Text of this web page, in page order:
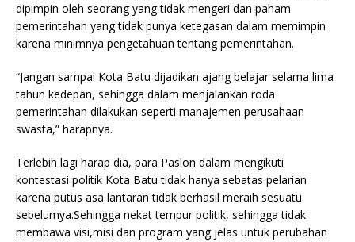
dipimpin oleh seorang yang tidak mengeri dan paham
pemerintahan yang tidak punya ketegasan dalam memimpin
karena minimnya pengetahuan tentang pemerintahan.
“Jangan sampai Kota Batu dijadikan ajang belajar selama lima
tahun kedepan, sehingga dalam menjalankan roda
pemerintahan dilakukan seperti manajemen perusahaan
swasta,” harapnya.
Terlebih lagi harap dia, para Paslon dalam mengikuti
kontestasi politik Kota Batu tidak hanya sebatas pelarian
karena putus asa lantaran tidak berhasil meraih sesuatu
sebelumya.Sehingga nekat tempur politik, sehingga tidak
membawa visi,misi dan program yang jelas untuk perubahan